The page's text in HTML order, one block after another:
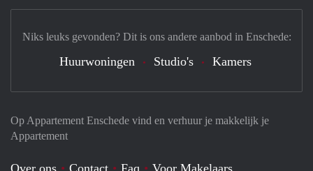
Op Appartement Enschede vind en verhuur je makkelijk je
Appartement
Over ons Contact Faq Voor Makelaars
Niks leuks gevonden? Dit is ons andere aanbod in Enschede:
Huurwoningen Studio's Kamers